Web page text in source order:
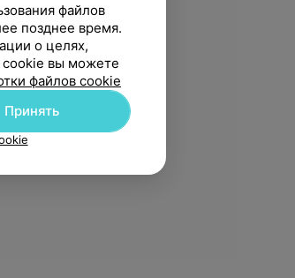
файлов
позднее время.
о целях,
cookie вы можете
файлов cookie
Принять